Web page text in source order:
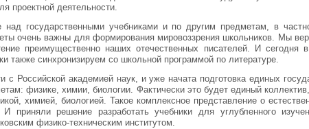
проектной деятельности.
над государственными учебниками и по другим предметам, в
очень важны для формирования мировоззрения школьников. Мы
преимущественно наших отечественных писателей. И сегодня
также синхронизируем со школьной программой по литературе.
с Российской академией наук, и уже начата подготовка единых
физике, химии, биологии. Фактически это будет единый
химией, биологией. Такое комплексное представление о
приняли решение разработать учебники для углубленного
физико-техническим институтом.